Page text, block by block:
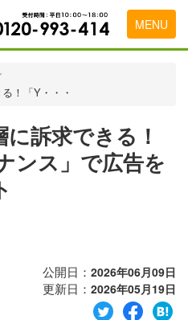
MENU
流れ
！「Y・・・
訴求できる！
ンス」で広告を
公開日： 2026年06月09日
更新日： 2026年05月19日